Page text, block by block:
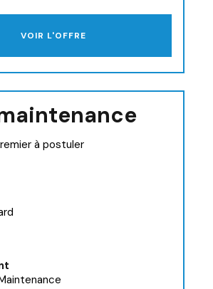
VOIR L'OFFRE
à postuler